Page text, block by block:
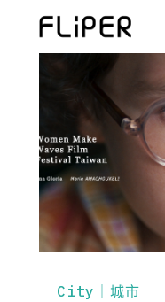
City｜城市